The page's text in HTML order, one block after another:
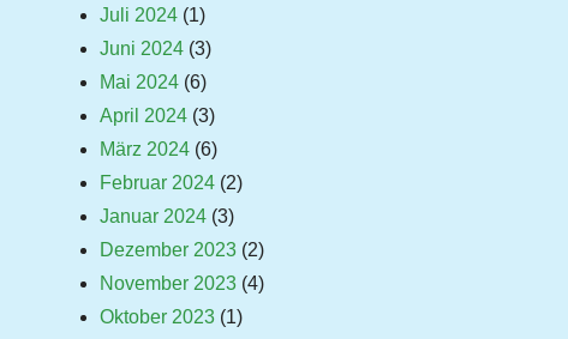
Juli 2024(1)
Juni 2024(3)
Mai 2024(6)
April 2024(3)
März 2024(6)
Februar 2024(2)
Januar 2024(3)
Dezember 2023(2)
November 2023(4)
Oktober 2023(1)